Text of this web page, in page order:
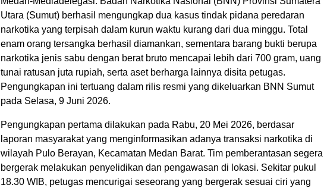
Utara (Sumut) berhasil mengungkap dua kasus tindak pidana peredaran
narkotika yang terpisah dalam kurun waktu kurang dari dua minggu. Total
enam orang tersangka berhasil diamankan, sementara barang bukti berupa
narkotika jenis sabu dengan berat bruto mencapai lebih dari 700 gram, uang
tunai ratusan juta rupiah, serta aset berharga lainnya disita petugas.
Pengungkapan ini tertuang dalam rilis resmi yang dikeluarkan BNN Sumut
pada Selasa, 9 Juni 2026.
Pengungkapan pertama dilakukan pada Rabu, 20 Mei 2026, berdasar
laporan masyarakat yang menginformasikan adanya transaksi narkotika di
wilayah Pulo Berayan, Kecamatan Medan Barat. Tim pemberantasan segera
bergerak melakukan penyelidikan dan pengawasan di lokasi. Sekitar pukul
18.30 WIB, petugas mencurigai seseorang yang bergerak sesuai ciri yang